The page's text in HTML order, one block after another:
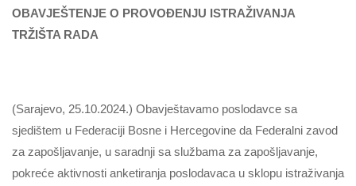
OBAVJEŠTENJE O PROVOĐENJU ISTRAŽIVANJA
TRŽIŠTA RADA
(Sarajevo, 25.10.2024.) Obavještavamo poslodavce sa
sjedištem u Federaciji Bosne i Hercegovine da Federalni zavod
za zapošljavanje, u saradnji sa službama za zapošljavanje,
pokreće aktivnosti anketiranja poslodavaca u sklopu istraživanja